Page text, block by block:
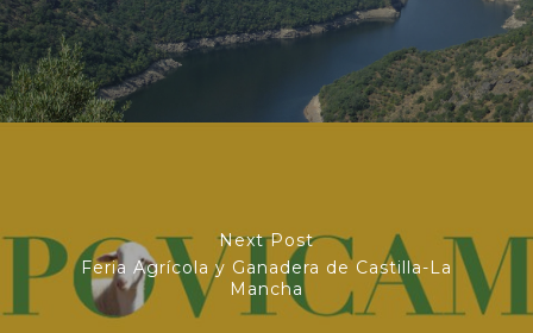
Next Post
Feria Agrícola y Ganadera de Castilla-La
Mancha